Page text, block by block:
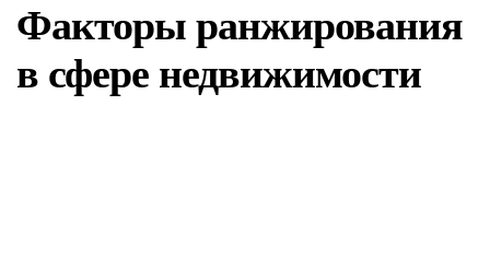
Факторы ранжирования
в сфере недвижимости